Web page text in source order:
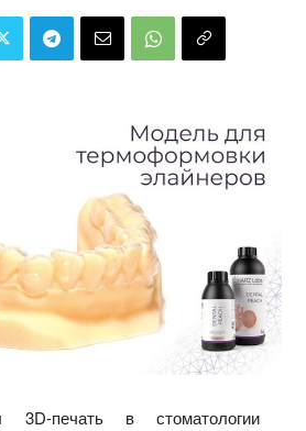
3D-печать в стоматологии